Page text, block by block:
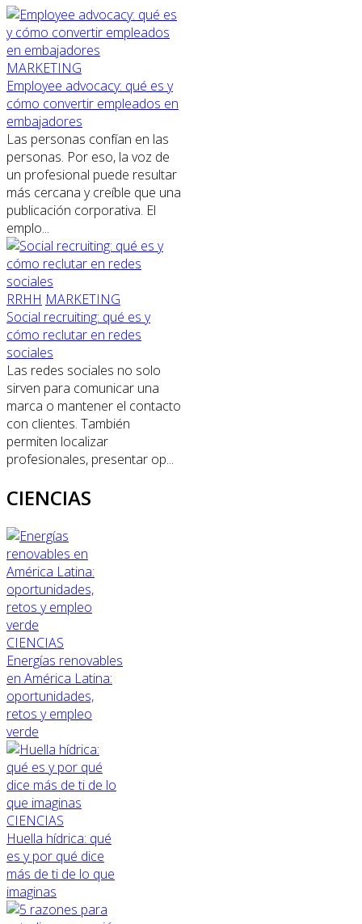
MARKETING
Employee advocacy: qué es y
cómo convertir empleados en
embajadores
Las personas confían en las
personas. Por eso, la voz de
un profesional puede resultar
más cercana y creíble que una
publicación corporativa. El
emplo...
RRHH MARKETING
Social recruiting: qué es y
cómo reclutar en redes
sociales
Las redes sociales no solo
sirven para comunicar una
marca o mantener el contacto
con clientes. También
permiten localizar
profesionales, presentar op...
CIENCIAS
CIENCIAS
Energías renovables
en América Latina:
oportunidades,
retos y empleo
verde
CIENCIAS
Huella hídrica: qué
es y por qué dice
más de ti de lo que
imaginas